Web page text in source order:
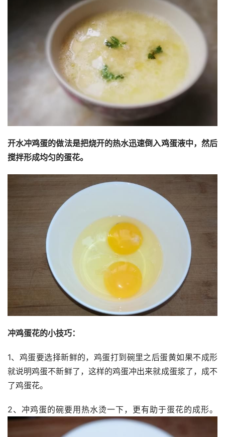
开水冲鸡蛋的做法是把烧开的热水迅速倒入鸡蛋液中，然后
搅拌形成均匀的蛋花。
冲鸡蛋花的小技巧：
1、鸡蛋要选择新鲜的，鸡蛋打到碗里之后蛋黄如果不成形
就说明鸡蛋不新鲜了，这样的鸡蛋冲出来就成蛋浆了，成不
了鸡蛋花。
2、冲鸡蛋的碗要用热水烫一下，更有助于蛋花的成形。